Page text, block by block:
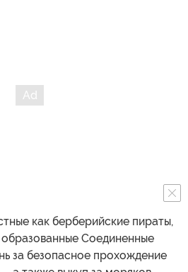
как берберийские пираты,
Соединенные
за безопасное прохождение